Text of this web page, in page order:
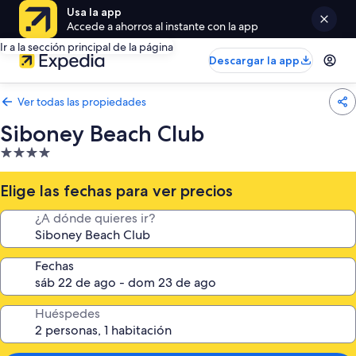
Usa la app
Accede a ahorros al instante con la app
Ir a la sección principal de la página
Descargar la app
Ver todas las propiedades
Siboney Beach Club
Propiedad
de
4.0
estrellas
Elige las fechas para ver precios
¿A dónde quieres ir?
Fechas
Huéspedes